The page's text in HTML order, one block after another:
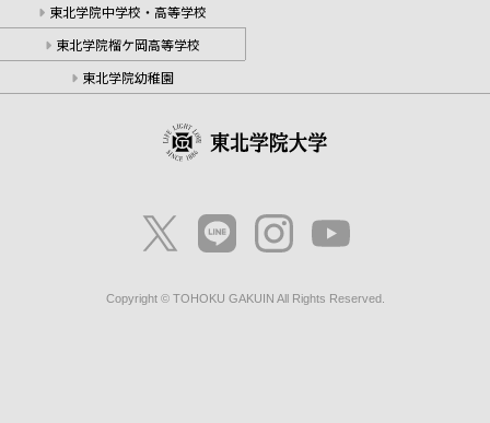
東北学院中学校・高等学校
東北学院榴ケ岡高等学校
東北学院幼稚園
Copyright © TOHOKU GAKUIN All Rights Reserved.